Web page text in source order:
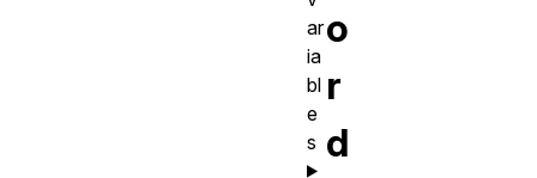
o
r
d
ar
ia
bl
e
s